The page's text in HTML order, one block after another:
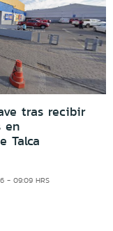
tras recibir
en
Talca
- 09:09 HRS